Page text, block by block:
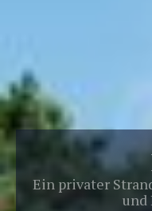
Ein privater
und